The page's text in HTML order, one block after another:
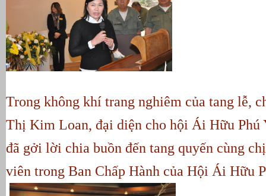
Trong không khí trang nghiêm của tang lễ,
Thị Kim Loan, đại diện cho hội Ái Hữu
đã gởi lời chia buồn đến tang quyến cùng
viên trong Ban Chấp Hành của Hội Ái Hữu